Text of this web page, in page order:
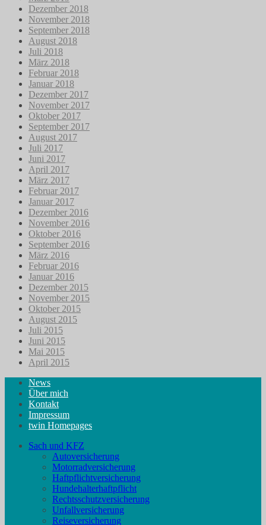
Dezember 2018
November 2018
September 2018
August 2018
Juli 2018
März 2018
Februar 2018
Januar 2018
Dezember 2017
November 2017
Oktober 2017
September 2017
August 2017
Juli 2017
Juni 2017
April 2017
März 2017
Februar 2017
Januar 2017
Dezember 2016
November 2016
Oktober 2016
September 2016
März 2016
Februar 2016
Januar 2016
Dezember 2015
November 2015
Oktober 2015
August 2015
Juli 2015
Juni 2015
Mai 2015
April 2015
News
Über mich
Kontakt
Impressum
twin Homepages
Sach und KFZ
Autoversicherung
Motorradversicherung
Haftpflichtversicherung
Hundehalterhaftpflicht
Rechtsschutzversicherung
Unfallversicherung
Reiseversicherung